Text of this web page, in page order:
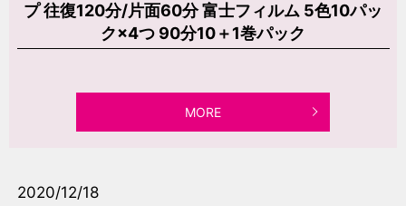
プ 往復120分/片面60分 富士フィルム 5色10パッ
ク×4つ 90分10＋1巻パック
MORE
2020/12/18